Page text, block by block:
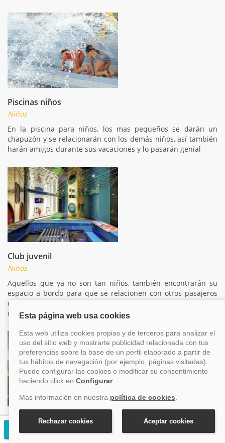
Piscinas niños
Niños
En la piscina para niños, los mas pequeños se darán un
chapuzón y se relacionarán con los demás niños, así también
harán amigos durante sus vacaciones y lo pasarán genial
Club juvenil
Niños
Aquellos que ya no son tan niños, también encontrarán su
espacio a bordo para que se relacionen con otros pasajeros
de su edad y compartan aficiones, lo pasarán en grande
durante el crucero
Centro Médico
Otros